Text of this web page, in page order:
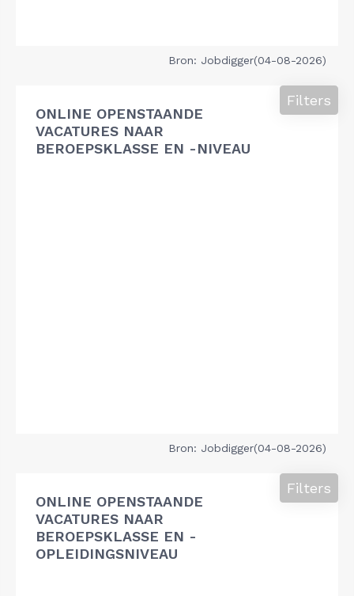
Bron: Jobdigger(04-08-2026)
ONLINE OPENSTAANDE
VACATURES NAAR
BEROEPSKLASSE EN -NIVEAU
Filters
Bron: Jobdigger(04-08-2026)
ONLINE OPENSTAANDE
VACATURES NAAR
BEROEPSKLASSE EN -
OPLEIDINGSNIVEAU
Filters